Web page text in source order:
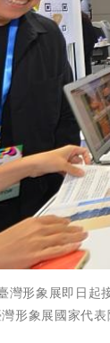
灣形象展即日起
形象展國家代